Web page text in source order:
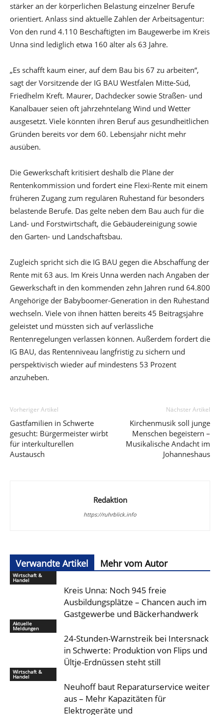
stärker an der körperlichen Belastung einzelner Berufe
orientiert. Anlass sind aktuelle Zahlen der Arbeitsagentur:
Von den rund 4.110 Beschäftigten im Baugewerbe im Kreis
Unna sind lediglich etwa 160 älter als 63 Jahre.
„Es schafft kaum einer, auf dem Bau bis 67 zu arbeiten“,
sagt der Vorsitzende der IG BAU Westfalen Mitte-Süd,
Friedhelm Kreft. Maurer, Dachdecker sowie Straßen- und
Kanalbauer seien oft jahrzehntelang Wind und Wetter
ausgesetzt. Viele könnten ihren Beruf aus gesundheitlichen
Gründen bereits vor dem 60. Lebensjahr nicht mehr
ausüben.
Die Gewerkschaft kritisiert deshalb die Pläne der
Rentenkommission und fordert eine Flexi-Rente mit einem
früheren Zugang zum regulären Ruhestand für besonders
belastende Berufe. Das gelte neben dem Bau auch für die
Land- und Forstwirtschaft, die Gebäudereinigung sowie
den Garten- und Landschaftsbau.
Zugleich spricht sich die IG BAU gegen die Abschaffung der
Rente mit 63 aus. Im Kreis Unna werden nach Angaben der
Gewerkschaft in den kommenden zehn Jahren rund 64.800
Angehörige der Babyboomer-Generation in den Ruhestand
wechseln. Viele von ihnen hätten bereits 45 Beitragsjahre
geleistet und müssten sich auf verlässliche
Rentenregelungen verlassen können. Außerdem fordert die
IG BAU, das Rentenniveau langfristig zu sichern und
perspektivisch wieder auf mindestens 53 Prozent
anzuheben.
Vorheriger Artikel
Gastfamilien in Schwerte
gesucht: Bürgermeister wirbt
für interkulturellen
Austausch
Nächster Artikel
Kirchenmusik soll junge
Menschen begeistern –
Musikalische Andacht im
Johanneshaus
Redaktion
https://ruhrblick.info
Verwandte Artikel Mehr vom Autor
Wirtschaft &
Handel
Kreis Unna: Noch 945 freie
Ausbildungsplätze – Chancen auch im
Gastgewerbe und Bäckerhandwerk
Aktuelle
Meldungen
24-Stunden-Warnstreik bei Intersnack
in Schwerte: Produktion von Flips und
Ültje-Erdnüssen steht still
Wirtschaft &
Handel
Neuhoff baut Reparaturservice weiter
aus – Mehr Kapazitäten für
Elektrogeräte und